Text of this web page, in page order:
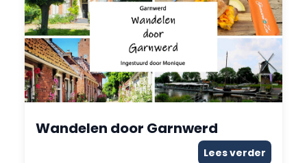
Wandelen door Garnwerd
Lees verder